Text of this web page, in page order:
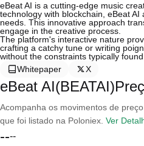
eBeat AI is a cutting-edge music
technology with blockchain, eBeat
needs. This innovative approach
engage in the creative process.
The platform's interactive nature
crafting a catchy tune or writing
without the constraints typically
Whitepaper
X
eBeat
Acompanha os movimentos de
que foi listado na Poloniex. Ver
----